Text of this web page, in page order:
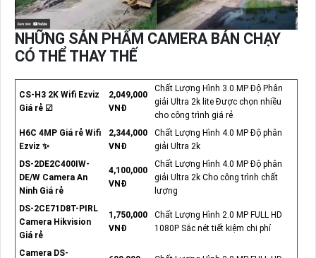
NHỮNG SẢN PHẨM CAMERA BÁN CHẠY
CÓ THỂ THAY THẾ
CS-H3 2K Wifi Ezviz
Giá rẻ ☑
2,049,000
VNĐ
Chất Lượng Hình 3.0 MP Độ Phân
giải Ultra 2k lite Được chọn nhiều
cho công trình giá rẻ
H6C 4MP Giá rẻ Wifi
Ezviz ✨
2,344,000
VNĐ
Chất Lượng Hình 4.0 MP Độ phân
giải Ultra 2k
DS-2DE2C400IW-
DE/W Camera An
Ninh Giá rẻ
4,100,000
VNĐ
Chất Lượng Hình 4.0 MP Độ phân
giải Ultra 2k Cho công trình chất
lượng
DS-2CE71D8T-PIRL
Camera Hikvision
Giá rẻ
1,750,000
VNĐ
Chất Lượng Hình 2.0 MP FULL HD
1080P Sắc nét tiết kiệm chi phí
Camera DS-